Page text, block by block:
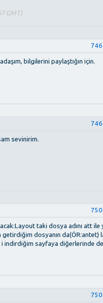
GMT)
bilgilerini paylaştığın için.
sevinirim.
taki dosya adını att
dosyanın da(ÖR:antet)
indirdiğim sayfaya diğerlerinde